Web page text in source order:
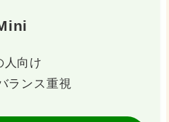
人向け
ランス重視